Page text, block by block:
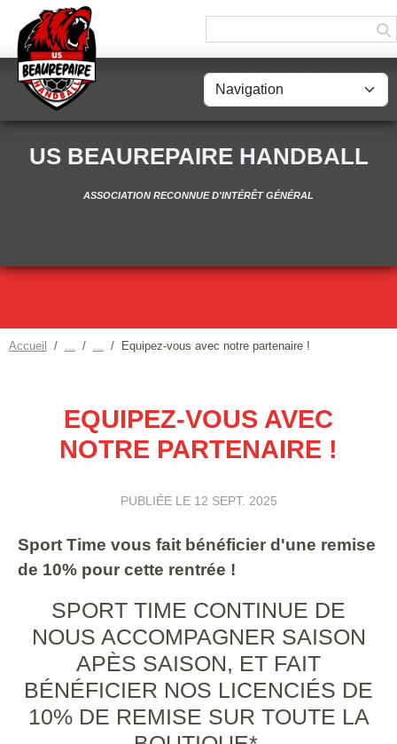
US BEAUREPAIRE HANDBALL
ASSOCIATION RECONNUE D'INTÉRÊT GÉNÉRAL
Accueil Equipez-vous avec notre partenaire !
EQUIPEZ-VOUS AVEC
NOTRE PARTENAIRE !
PUBLIÉE LE 12 SEPT. 2025
Sport Time vous fait bénéficier d'une remise
de 10% pour cette rentrée !
SPORT TIME CONTINUE DE
NOUS ACCOMPAGNER SAISON
APÈS SAISON, ET FAIT
BÉNÉFICIER NOS LICENCIÉS DE
10% DE REMISE SUR TOUTE LA
Panneau de gestion des cookies